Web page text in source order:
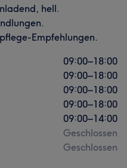
hell.
Empfehlungen.
09:00–18:00
09:00–18:00
09:00–18:00
09:00–18:00
09:00–14:00
Geschlossen
Geschlossen